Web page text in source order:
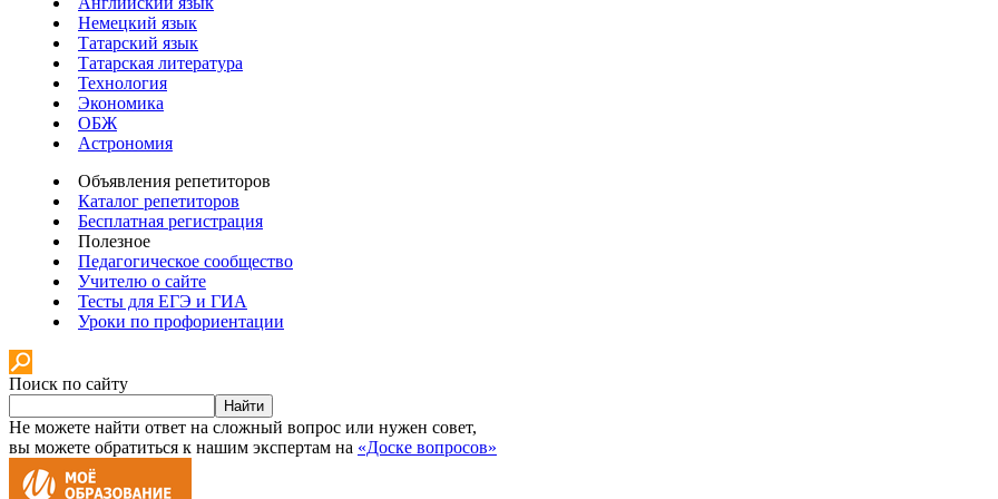
Немецкий язык
Татарский язык
Татарская литература
Технология
Экономика
ОБЖ
Астрономия
Объявления репетиторов
Каталог репетиторов
Бесплатная регистрация
Полезное
Педагогическое сообщество
Учителю о сайте
Тесты для ЕГЭ и ГИА
Уроки по профориентации
Поиск по сайту
Найти
Не можете найти ответ на сложный вопрос или нужен совет,
вы можете обратиться к нашим экспертам на «Доске вопросов»